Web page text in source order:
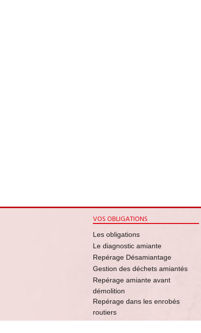
VOS OBLIGATIONS
Les obligations
Le diagnostic amiante
Repérage Désamiantage
Gestion des déchets amiantés
Repérage amiante avant
démolition
Repérage dans les enrobés
routiers